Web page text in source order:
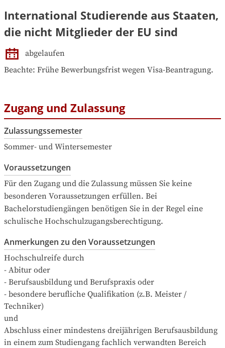
International Studierende aus Staaten,
die nicht Mitglieder der EU sind
abgelaufen
Beachte: Frühe Bewerbungsfrist wegen Visa-Beantragung.
Zugang und Zulassung
Zulassungssemester
Sommer- und Wintersemester
Voraussetzungen
Für den Zugang und die Zulassung müssen Sie keine
besonderen Voraussetzungen erfüllen. Bei
Bachelorstudiengängen benötigen Sie in der Regel eine
schulische Hochschulzugangsberechtigung.
Anmerkungen zu den Voraussetzungen
Hochschulreife durch
- Abitur oder
- Berufsausbildung und Berufspraxis oder
- besondere berufliche Qualifikation (z.B. Meister /
Techniker)
und
Abschluss einer mindestens dreijährigen Berufsausbildung
in einem zum Studiengang fachlich verwandten Bereich